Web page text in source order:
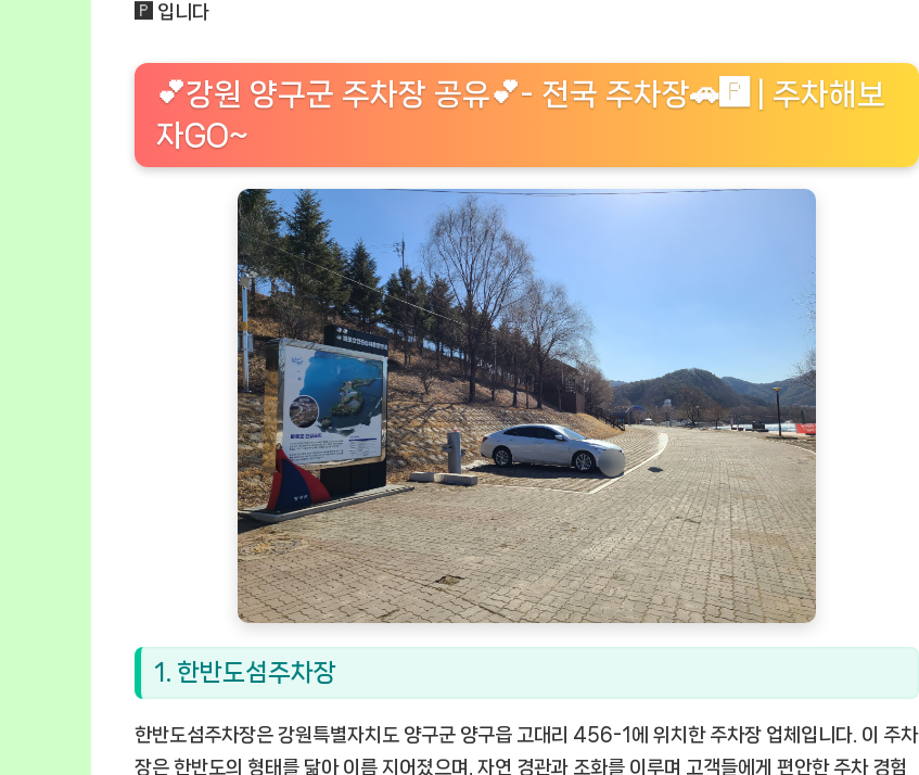
🅿️ 입니다
💕강원 양구군 주차장 공유💕- 전국 주차장🚗🅿️ | 주차해보
자GO~
1. 한반도섬주차장
한반도섬주차장은 강원특별자치도 양구군 양구읍 고대리 456-1에 위치한 주차장 업체입니다. 이 주차
장은 한반도의 형태를 닮아 이름 지어졌으며, 자연 경관과 조화를 이루며 고객들에게 편안한 주차 경험